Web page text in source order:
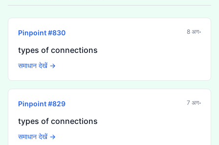
Pinpoint #830 8 अग॰
types of connections
समाधान देखें →
Pinpoint #829 7 अग॰
types of connections
समाधान देखें →